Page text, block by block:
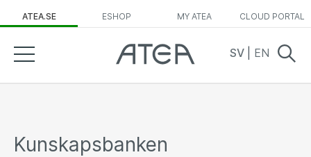
ATEA.SE ESHOP MY ATEA CLOUD PORTAL
SV EN
Kunskapsbanken